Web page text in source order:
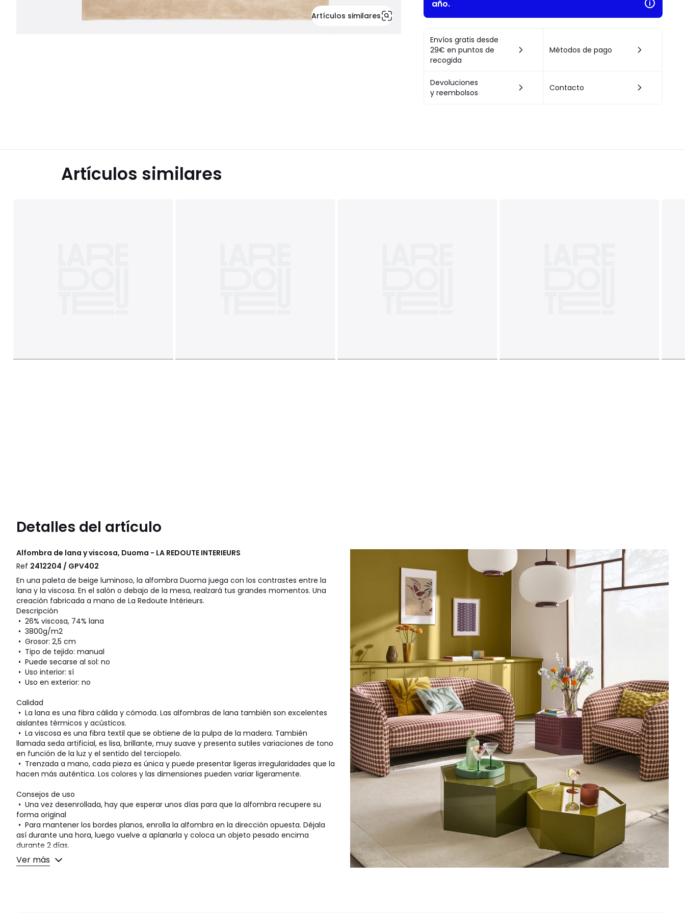
Artículos similares
año.
Envíos gratis desde
29€ en puntos de
recogida
Métodos de pago
Devoluciones
y reembolsos
Contacto
Artículos similares
Detalles del artículo
Alfombra de lana y viscosa, Duoma - LA REDOUTE INTERIEURS
Ref 2412204 / GPV402
En una paleta de beige luminoso, la alfombra Duoma juega con los contrastes entre la
lana y la viscosa. En el salón o debajo de la mesa, realzará tus grandes momentos. Una
creación fabricada a mano de La Redoute Intérieurs.
Descripción
• 26% viscosa, 74% lana
• 3800g/m2
• Grosor: 2,5 cm
• Tipo de tejido: manual
• Puede secarse al sol: no
• Uso interior: sí
• Uso en exterior: no
Calidad
• La lana es una fibra cálida y cómoda. Las alfombras de lana también son excelentes
aislantes térmicos y acústicos.
• La viscosa es una fibra textil que se obtiene de la pulpa de la madera. También
llamada seda artificial, es lisa, brillante, muy suave y presenta sutiles variaciones de tono
en función de la luz y el sentido del terciopelo.
• Trenzada a mano, cada pieza es única y puede presentar ligeras irregularidades que la
hacen más auténtica. Los colores y las dimensiones pueden variar ligeramente.
Consejos de uso
• Una vez desenrollada, hay que esperar unos días para que la alfombra recupere su
forma original
• Para mantener los bordes planos, enrolla la alfombra en la dirección opuesta. Déjala
así durante una hora, luego vuelve a aplanarla y coloca un objeto pesado encima
durante 2 días.
• Cuando es nueva, la alfombra puede desprender un olor que se quita con el tiempo.
Ventila regularmente la habitación para atenuarlo.
Ver más